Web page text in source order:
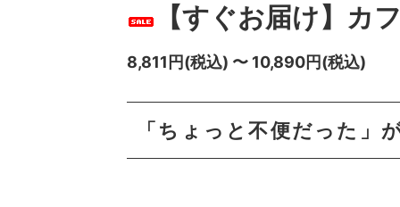
【すぐお届け】カ
8,811円(税込) 〜 10,890円(税込)
「ちょっと不便だった」